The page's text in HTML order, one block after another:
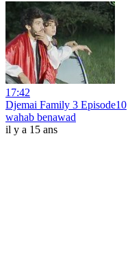
17:42
Djemai Family 3 Episode10
wahab benawad
il y a 15 ans